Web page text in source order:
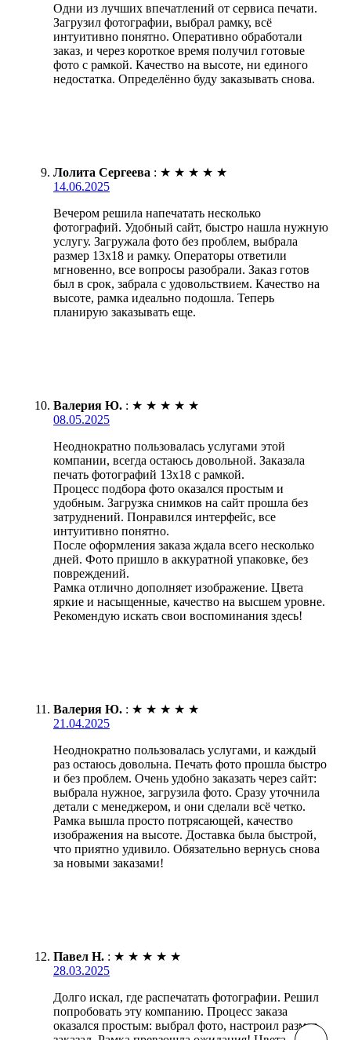
Одни из лучших впечатлений от сервиса печати.
Загрузил фотографии, выбрал рамку, всё
интуитивно понятно. Оперативно обработали
заказ, и через короткое время получил готовые
фото с рамкой. Качество на высоте, ни единого
недостатка. Определённо буду заказывать снова.
Лолита Сергеева : ★ ★ ★ ★ ★
14.06.2025
Вечером решила напечатать несколько
фотографий. Удобный сайт, быстро нашла нужную
услугу. Загружала фото без проблем, выбрала
размер 13х18 и рамку. Операторы ответили
мгновенно, все вопросы разобрали. Заказ готов
был в срок, забрала с удовольствием. Качество на
высоте, рамка идеально подошла. Теперь
планирую заказывать еще.
Валерия Ю. : ★ ★ ★ ★ ★
08.05.2025
Неоднократно пользовалась услугами этой
компании, всегда остаюсь довольной. Заказала
печать фотографий 13х18 с рамкой.
Процесс подбора фото оказался простым и
удобным. Загрузка снимков на сайт прошла без
затруднений. Понравился интерфейс, все
интуитивно понятно.
После оформления заказа ждала всего несколько
дней. Фото пришло в аккуратной упаковке, без
повреждений.
Рамка отлично дополняет изображение. Цвета
яркие и насыщенные, качество на высшем уровне.
Рекомендую искать свои воспоминания здесь!
Валерия Ю. : ★ ★ ★ ★ ★
21.04.2025
Неоднократно пользовалась услугами, и каждый
раз остаюсь довольна. Печать фото прошла быстро
и без проблем. Очень удобно заказать через сайт:
выбрала нужное, загрузила фото. Сразу уточнила
детали с менеджером, и они сделали всё четко.
Рамка вышла просто потрясающей, качество
изображения на высоте. Доставка была быстрой,
что приятно удивило. Обязательно вернусь снова
за новыми заказами!
Павел Н. : ★ ★ ★ ★ ★
28.03.2025
Долго искал, где распечатать фотографии. Решил
попробовать эту компанию. Процесс заказа
оказался простым: выбрал фото, настроил размер,